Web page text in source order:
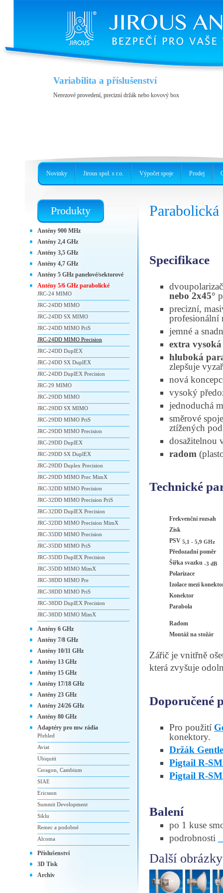
Variabilita a příslušenství
Nerezové provedení, precizní držák nebo kovový box
Kryt JH-LHG
Kryt pro jednotky RBLHG
Specifikace
nebo 2x45°
precizní,
profesionální
jemné a
extra
hluboká
zlepšuje
nová
vysoký
jednoduchá
směrové
ztížených
dosažitelnou
radom
Technické
Frekvenční rozsah
Zisk
PSV 5,1 - 5,9 GHz
Předozadní poměr
Šířka svazku -3 dB
Polarizace
Izolace mezi
Konektor
Parabola
Radom
Montáž na stožár
Zářič je vnitřně
která zvyšuje
Doporučené
Pro použití
konektory.
Držák
Pigtail R-
Pigtail R-
Balení
po 1 kuse
podrobnosti
Další
Produkty
Antény 900 MHz
Antény 2,4 GHz
Antény 3,5 GHz
Antény 4,7 GHz
Antény 5 GHz panelové/sektorové
Antény 5/6 GHz parabolické
JRC-24 MIMO
JRC-24DD MIMO
JRC-24DD SX MIMO
JRC-24DD MIMO PriS
JRC-24DD MIMO Precision
JRC-24DD DuplEX
JRC-24DD SX DuplEX
JRC-24DD DuplEX Precision
JRC-29 MIMO
JRC-29DD MIMO
JRC-29DD SX MIMO
JRC-29DD MIMO PriS
JRC-29DD MIMO Precision
JRC-29DD DuplEX
JRC-29DD SX DuplEX
JRC-29DD Duplex Precision
JRC-29DD MIMO Prec MimX
JRC-32DD MIMO Precision
JRC-32DD MIMO Precision PriS
JRC-32DD DuplEX Precision
JRC-32DD MIMO Precision MimX
JRC-35DD MIMO Precision
JRC-35DD MIMO PriS
JRC-35DD DuplEX Precision
JRC-35DD MIMO MimX
JRC-38DD MIMO Pre
JRC-38DD MIMO PriS
JRC-38DD DuplEX Precision
JRC-38DD MIMO MimX
Antény 6 GHz
Antény 7/8 GHz
Antény 10/11 GHz
Antény 13 GHz
Antény 15 GHz
Antény 17/18 GHz
Antény 23 GHz
Antény 24/26 GHz
Antény 80 GHz
Adaptéry pro mw rádia
Přehled
Aviat
Ubiquiti
Ceragon, Cambium
SIAE
Ericsson
Summit Development
Siklu
Remec a podobné
Alcoma
Příslušenství
3D Tisk
Archiv
Novinky Jirous spol. s r.o. Výpočet spoje Prodej